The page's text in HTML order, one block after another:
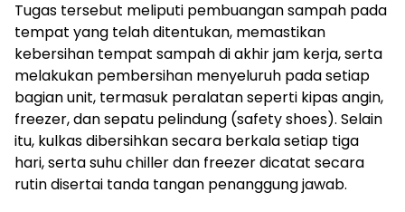
Tugas tersebut meliputi pembuangan sampah pada
tempat yang telah ditentukan, memastikan
kebersihan tempat sampah di akhir jam kerja, serta
melakukan pembersihan menyeluruh pada setiap
bagian unit, termasuk peralatan seperti kipas angin,
freezer, dan sepatu pelindung (safety shoes). Selain
itu, kulkas dibersihkan secara berkala setiap tiga
hari, serta suhu chiller dan freezer dicatat secara
rutin disertai tanda tangan penanggung jawab.